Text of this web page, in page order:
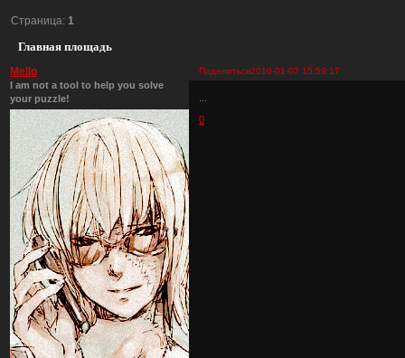
Главная площадь
Страница: 1
Поделиться2010-01-07 15:59:17
Mello
I am not a tool to help you solve
your puzzle!
0